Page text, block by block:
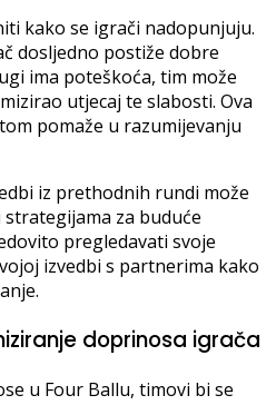
kako se igrači nadopunjuju.
dosljedno postiže dobre
ima poteškoća, tim može
utjecaj te slabosti. Ova
pomaže u razumijevanju
iz prethodnih rundi može
za buduće
pregledavati svoje
izvedbi s partnerima kako
doprinosa igrača
u Four Ballu, timovi bi se